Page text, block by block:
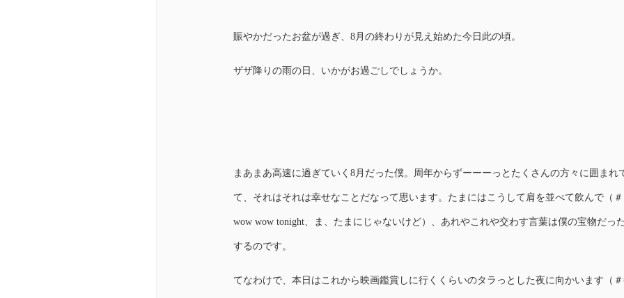
賑やかだったお盆が過ぎ、8月の終わりが見え始めた今日此の頃。
ザザ降りの雨の日、いかがお過ごしでしょうか。
まあまあ高速に過ぎていく8月だった僕。周年からずーーーっとたくさんの方々に囲まれ
て、それはそれは幸せなことだなって思います。たまにはこうして肩を並べて飲んで（＃
wow wow tonight、ま、たまにじゃないけど）、あれやこれや交わす言葉は僕の宝物だっ
するのです。
てなわけで、本日はこれから映画鑑賞しに行くくらいのタラっとした夜に向かいます（